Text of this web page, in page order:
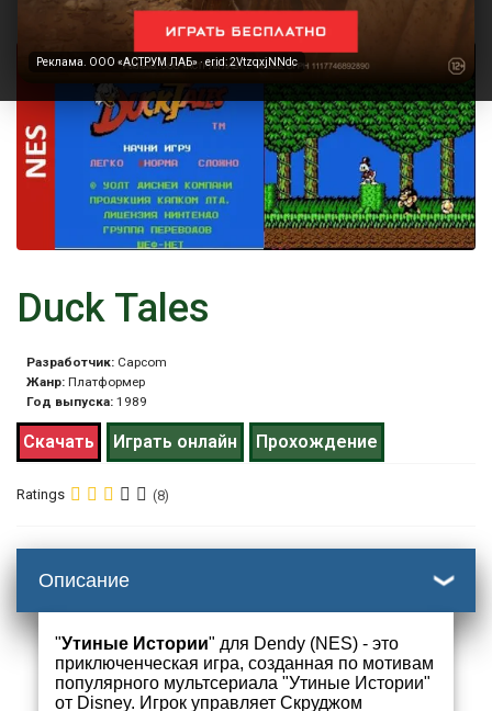
Реклама. ООО «АСТРУМ ЛАБ» · erid: 2VtzqxjNNdc
Реклама. ООО «АСТРУМ ЛАБ» · erid: 2VtzqxjNNdc
Duck Tales
Разработчик: Capcom
Жанр: Платформер
Год выпуска: 1989
Скачать Играть онлайн Прохождение
Ratings (8)
Описание
"Утиные Истории" для Dendy (NES) - это
приключенческая игра, созданная по мотивам
популярного мультсериала "Утиные Истории"
от Disney. Игрок управляет Скруджом